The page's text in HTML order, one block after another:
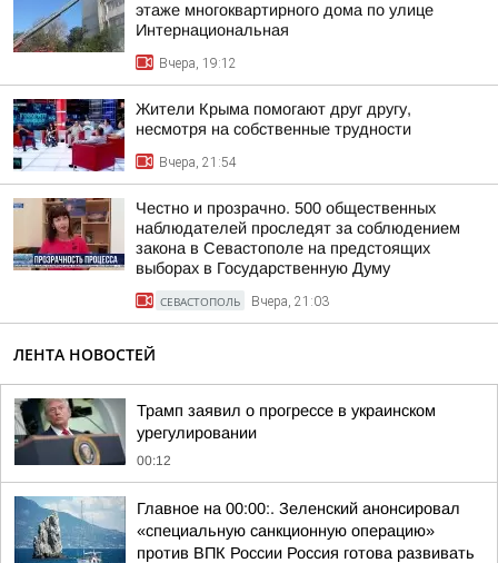
этаже многоквартирного дома по улице
Интернациональная
Вчера, 19:12
Жители Крыма помогают друг другу,
несмотря на собственные трудности
Вчера, 21:54
Честно и прозрачно. 500 общественных
наблюдателей проследят за соблюдением
закона в Севастополе на предстоящих
выборах в Государственную Думу
СЕВАСТОПОЛЬ Вчера, 21:03
ЛЕНТА НОВОСТЕЙ
Трамп заявил о прогрессе в украинском
урегулировании
00:12
Главное на 00:00:. Зеленский анонсировал
«специальную санкционную операцию»
против ВПК России Россия готова развивать